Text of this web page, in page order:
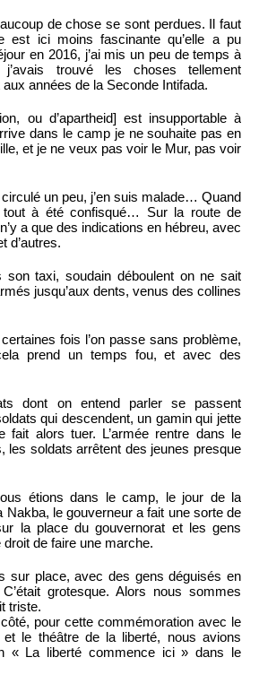
de chose se sont perdues. Il faut
est ici moins fascinante qu’elle a pu
en 2016, j’ai mis un peu de temps à
trouvé les choses tellement
années de la Seconde Intifada.
ou d’apartheid] est insupportable à
dans le camp je ne souhaite pas en
et je ne veux pas voir le Mur, pas voir
circulé un peu, j’en suis malade… Quand
à été confisqué… Sur la route de
a que des indications en hébreu, avec
d’autres.
son taxi, soudain déboulent on ne sait
jusqu’aux dents, venus des collines
fois l’on passe sans problème,
prend un temps fou, et avec des
dont on entend parler se passent
qui descendent, un gamin qui jette
fait alors tuer. L’armée rentre dans le
les soldats arrêtent des jeunes presque
étions dans le camp, le jour de la
Nakba, le gouverneur a fait une sorte de
la place du gouvernorat et les gens
droit de faire une marche.
sur place, avec des gens déguisés en
grotesque. Alors nous sommes
triste.
pour cette commémoration avec le
le théâtre de la liberté, nous avions
« La liberté commence ici » dans le